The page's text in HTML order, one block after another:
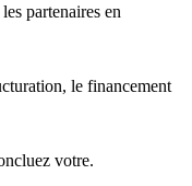
partenaires en
le financement
votre.